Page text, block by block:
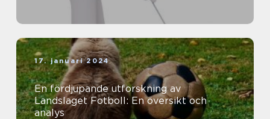
17. januari 2024
En fördjupande utforskning av
Landslaget Fotboll: En översikt och
analys